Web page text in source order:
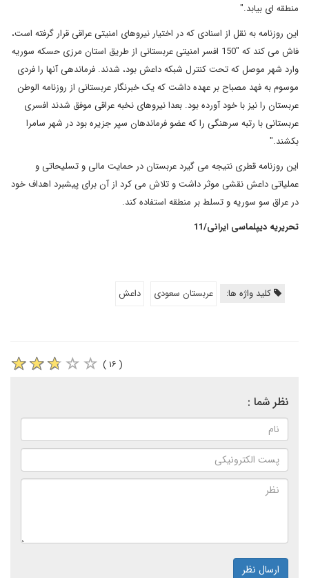
منطقه ای بیابد."
این روزنامه به نقل از اسنادی که در اختیار نیروهای امنیتی عراقی قرار گرفته است،
فاش می کند که "150 افسر امنیتی عربستانی از طریق استان مرزی حسکه سوریه
وارد شهر موصل که تحت کنترل شبکه داعش بود، شدند. فرماندهی آنها را فردی
موسوم به فهد مصباح بر عهده داشت که یک خبرنگار عربستانی از روزنامه الوطن
عربستان را نیز با خود آورده بود. بعدا نیروهای نخبه عراقی موفق شدند افسری
عربستانی با رتبه سرهنگی را که عضو فرماندهان سپر جزیره بود در شهر سامرا
بکشند."
این روزنامه قطری نتیجه می گیرد عربستان در حمایت مالی و تسلیحاتی و
عملیاتی داعش نقشی موثر داشت و تلاش می کرد از آن برای پیشبرد اهداف خود
در عراق سو سوریه و تسلط بر منطقه استفاده کند.
تحریریه دیپلماسی ایرانی/11
کلید واژه ها: عربستان سعودی داعش
( ۱۶ )
نظر شما :
ارسال نظر